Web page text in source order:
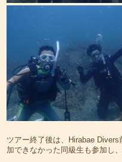
ツアー終了後は、Hirabae
加できなかった同級生も参加し